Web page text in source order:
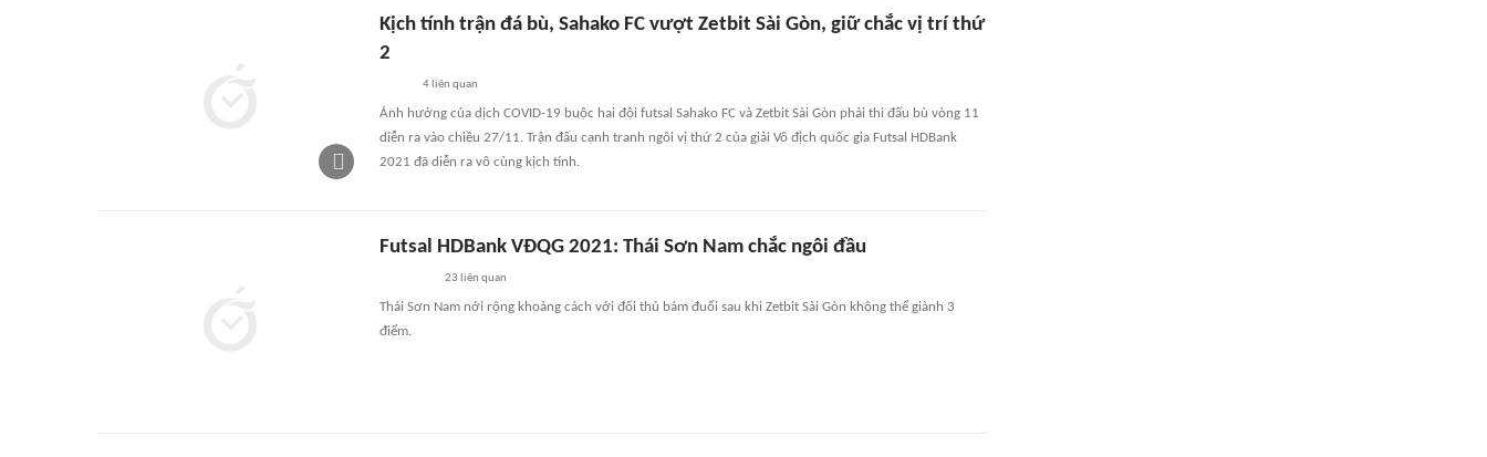
Kịch tính trận đá bù, Sahako FC vượt Zetbit Sài Gòn, giữ chắc vị trí thứ
2
4 liên quan
Ảnh hưởng của dịch COVID-19 buộc hai đội futsal Sahako FC và Zetbit Sài Gòn phải thi đấu bù vòng 11
diễn ra vào chiều 27/11. Trận đấu cạnh tranh ngôi vị thứ 2 của giải Vô địch quốc gia Futsal HDBank
2021 đã diễn ra vô cùng kịch tính.
Futsal HDBank VĐQG 2021: Thái Sơn Nam chắc ngôi đầu
23 liên quan
Thái Sơn Nam nới rộng khoảng cách với đối thủ bám đuổi sau khi Zetbit Sài Gòn không thể giành 3
điểm.